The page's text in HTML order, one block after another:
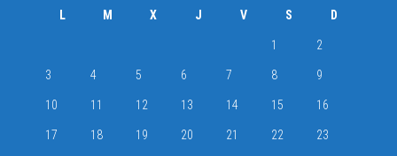
L
M X J V S D
1 2
3 4 5 6 7 8 9
10 11 12 13 14 15 16
17 18 19 20 21 22 23